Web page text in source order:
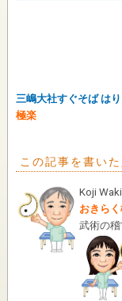
三嶋大社すぐそば は
極楽
この記事を書いた
Koji
おきら
武術の稽